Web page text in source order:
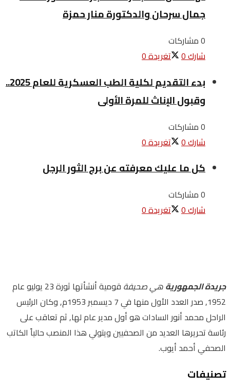
جمال سرحان والدكتورة منار حمزة
0 مشاركات
شارك0 تغريدة0
بدء التقديم لكلية الطب العسكرية للعام 2025..
وقبول الإناث للمرة الأولى
0 مشاركات
شارك0 تغريدة0
كل ما عليك معرفته عن برج الثور الرجل
0 مشاركات
شارك0 تغريدة0
جريدة الجمهوريةهي صحيفة
قومية أنشأتها ثورة 23 يوليو عام
1952, صدر العدد الأول منها في 7 ديسمبر 1953م, وكان الرئيس
الراحل محمد أنور السادات هو أول مدير عام لها, ثم تعاقب على
رئاسة تحريرها العديد من الصحفيين ويتولي هذا المنصب حالياً الكاتب
الصحفي أحمد أيوب.
تصنيفات